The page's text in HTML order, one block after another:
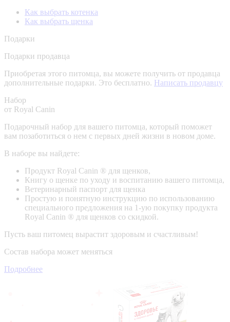
Как выбрать котенка
Как выбрать щенка
Подарки
Подарки продавца
Приобретая этого питомца, вы можете получить от продавца
дополнительные подарки. Это бесплатно. Написать продавцу
Набор
от Royal Canin
Подарочный набор для вашего питомца, который поможет
вам позаботиться о нем с первых дней жизни в новом доме.
В наборе вы найдете:
Продукт Royal Canin ® для щенков,
Книгу о щенке по уходу и воспитанию вашего питомца,
Ветеринарный паспорт для щенка
Простую и понятную инструкцию по использованию
специального предложения на 1-ую покупку продукта
Royal Canin ® для щенков со скидкой.
Пусть ваш питомец вырастит здоровым и счастливым!
Состав набора может меняться
Подробнее